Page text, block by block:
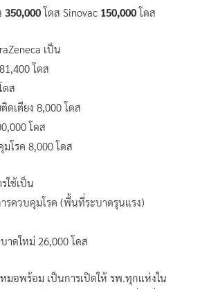
350,000โดส Sinovac 150,000โดส
เป็น
โดส
ดส
ดเตียง 8,000 โดส
โดส
โรค 8,000 โดส
ใช้เป็น
รควบคุมโรค (พื้นที่ระบาดรุนแรง)
ดใหม่ 26,000 โดส
มอพร้อม เป็นการเปิดให้ รพ.ทุกแห่งใน